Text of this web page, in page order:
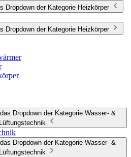
Dropdown der Kategorie Heizkörper
Dropdown der Kategorie Heizkörper
Dropdown der Kategorie Wasser- &
Lüftungstechnik
Dropdown der Kategorie Wasser- &
Lüftungstechnik